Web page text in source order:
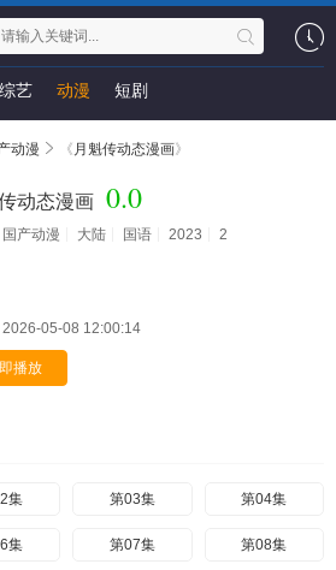
综艺 动漫 短剧
动漫 《 月魁传动态漫画》
动态漫画 0.0
国产动漫 大陆 国语 2023
2
2026-05-08 12:00:14
播放
集 第03集 第04集
集 第07集 第08集